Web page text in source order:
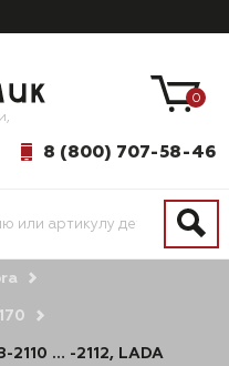
8 (800) 707-58-46
0
… -2112, LADA